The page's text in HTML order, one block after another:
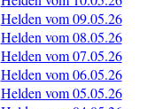
Helden vom 09.05.26
Helden vom 08.05.26
Helden vom 07.05.26
Helden vom 06.05.26
Helden vom 05.05.26